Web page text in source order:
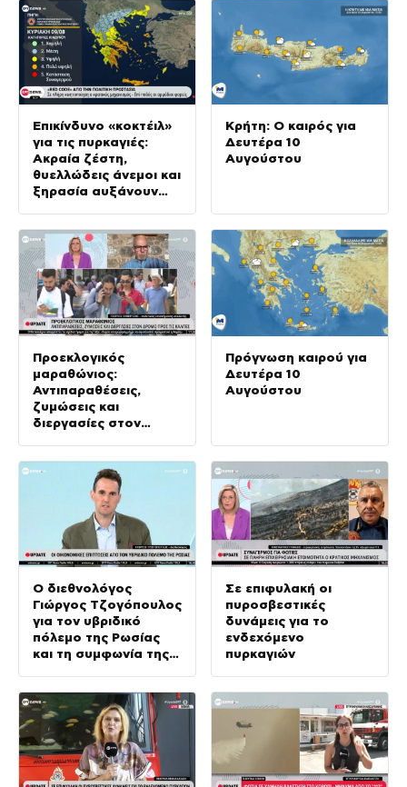
Επικίνδυνο «κοκτέιλ»
για τις πυρκαγιές:
Ακραία ζέστη,
θυελλώδεις άνεμοι και
ξηρασία αυξάνουν
Αρχών
Κρήτη: Ο καιρός για
Δευτέρα 10
Αυγούστου
Προεκλογικός
μαραθώνιος:
Αντιπαραθέσεις,
ζυμώσεις και
διεργασίες στον
Πρόγνωση καιρού για
Δευτέρα 10
Αυγούστου
Ο διεθνολόγος
Γιώργος Τζογόπουλος
για τον υβριδικό
πόλεμο της Ρωσίας
και τη συμφωνία της
Σε επιφυλακή οι
πυροσβεστικές
δυνάμεις για το
ενδεχόμενο
πυρκαγιών